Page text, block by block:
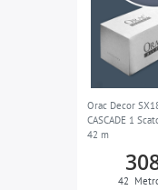
Orac Decor
CASCADE 1
42 m
42